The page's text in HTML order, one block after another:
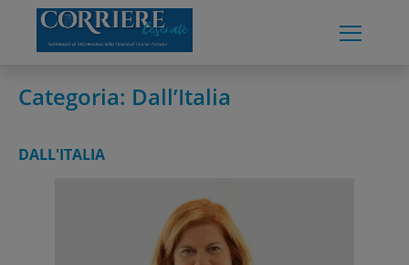
content
Categoria: Dall’Italia
DALL'ITALIA